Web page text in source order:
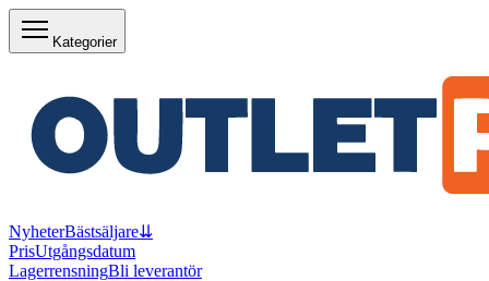
Kategorier
NyheterBästsäljare⇊
PrisUtgångsdatum
LagerrensningBli leverantör